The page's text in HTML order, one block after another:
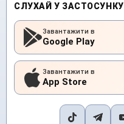
СЛУХАЙ У ЗАСТОСУНКУ
Завантажити в
Google Play
Завантажити в
App Store